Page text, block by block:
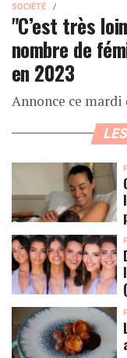
SOCIÉTÉ
"C’est très
nombre de
en 2023
Annonce ce